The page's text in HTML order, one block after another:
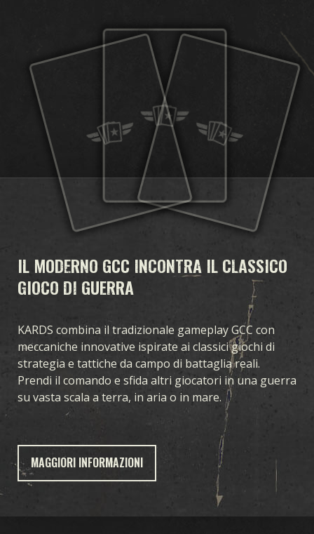
IL MODERNO GCC INCONTRA IL CLASSICO
GIOCO DI GUERRA
KARDS combina il tradizionale gameplay GCC con
meccaniche innovative ispirate ai classici giochi di
strategia e tattiche da campo di battaglia reali.
Prendi il comando e sfida altri giocatori in una guerra
su vasta scala a terra, in aria o in mare.
MAGGIORI INFORMAZIONI